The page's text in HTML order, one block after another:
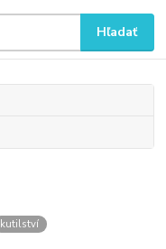
Hľadať
kutilství